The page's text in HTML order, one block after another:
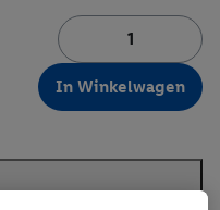
In Winkelwagen